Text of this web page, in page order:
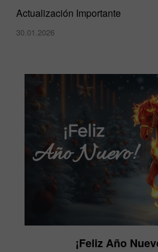
Actualización Importante
30.01.2026
¡Feliz Año